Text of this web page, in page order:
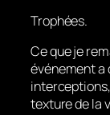
Trophées.
Ce que je
événement a
texture de la